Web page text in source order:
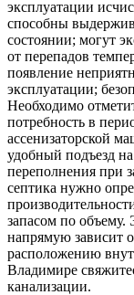
эксплуатации
способны
состоянии; могут
от перепадов
появление
эксплуатации;
Необходимо
потребность в
ассенизаторской
удобный подъезд
переполнения при
септика нужно
запасом по объему.
напрямую зависит
расположению
Владимире
канализации.